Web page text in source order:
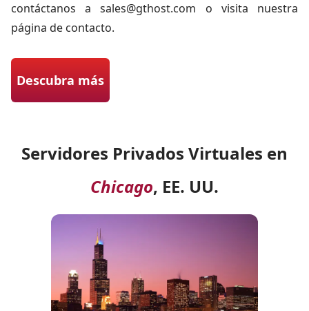
contáctanos asales@gthost.com o visita nuestra
página de contacto.
Descubra más
Servidores Privados Virtuales en
Chicago, EE. UU.